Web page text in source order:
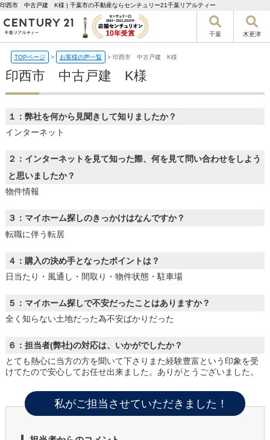
印西市 中古戸建 K様 | 千葉市の不動産ならセンチュリー21千葉リアルティー
千葉 木更津
TOPページ > お客様の声一覧 > 印西市 中古戸建 K様
印西市 中古戸建 K様
１：弊社を何から見聞きして知りましたか？
インターネット
２：インターネットを見て知った際、何を見て問い合わせをしよう
と思いましたか？
物件情報
３：マイホーム探しのきっかけはなんですか？
転職に伴う転居
４：購入の決め手となったポイントは？
日当たり・風通し・間取り・物件状態・駐車場
５：マイホーム探しで不安だったことはありますか？
全く知らない土地だった為不安ばかりだった
６：担当者(弊社)の対応は、いかがでしたか？
とても熱心に当方の方を聞いて下さりまた経験豊富という印象を受
けてたので安心してお任せ出来ました。ありがとうございました。
私がご担当させていただきました！